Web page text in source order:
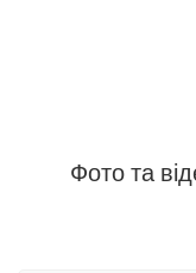
Фото та